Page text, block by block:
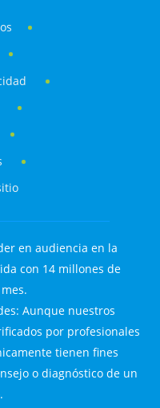
en audiencia en la
con 14 millones de
Aunque nuestros
por profesionales
tienen fines
o diagnóstico de un